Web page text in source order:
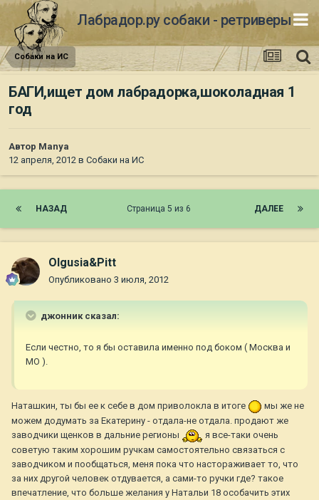
Лабрадор.ру собаки - ретриверы
Собаки на ИС
БАГИ,ищет дом лабрадорка,шоколадная 1
год
Автор Manya
12 апреля, 2012 в Собаки на ИС
НАЗАД ДАЛЕЕ
Страница 5 из 6
Olgusia&Pitt
Опубликовано 3 июля, 2012
джонник сказал:
Если честно, то я бы оставила именно под боком ( Москва и
МО ).
Наташкин, ты бы ее к себе в дом приволокла в итоге
мы же не
можем додумать за Екатерину - отдала-не отдала. продают же
заводчики щенков в дальние регионы
я все-таки очень
советую таким хорошим ручкам самостоятельно связаться с
заводчиком и пообщаться, меня пока что настораживает то, что
за них другой человек отдувается, а сами-то ручки где? такое
впечатление, что больше желания у Натальи 18 особачить этих